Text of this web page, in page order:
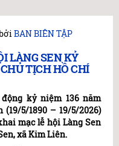
BAN BIÊN TẬP
LÀNG SEN KỶ
TỊCH HỒ CHÍ
kỷ niệm 136 năm
5/1890 – 19/5/2026)
mạc lễ hội Làng Sen
xã Kim Liên.